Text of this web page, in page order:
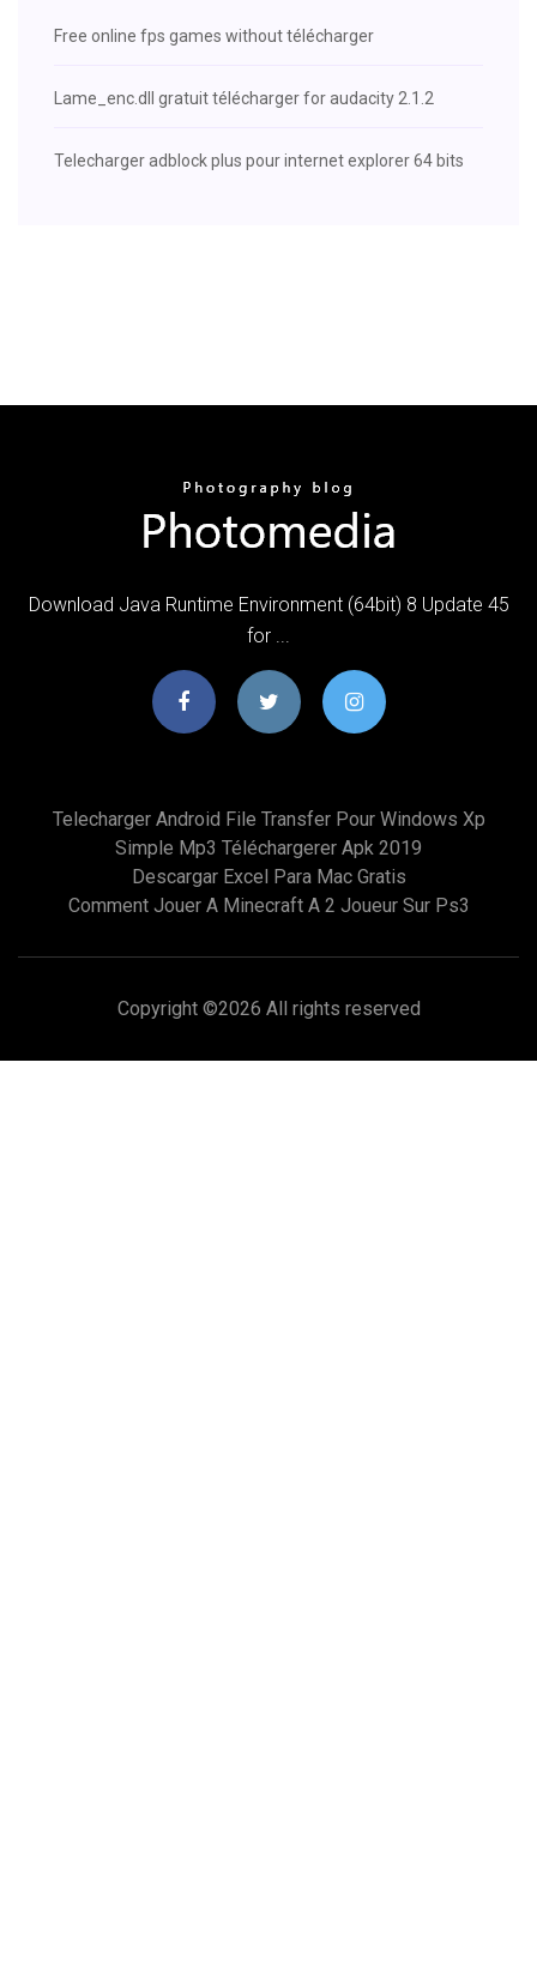
Free online fps games without télécharger
Lame_enc.dll gratuit télécharger for audacity 2.1.2
Telecharger adblock plus pour internet explorer 64 bits
Download Java Runtime Environment (64bit) 8 Update 45
for ...
Telecharger Android File Transfer Pour Windows Xp
Simple Mp3 Téléchargerer Apk 2019
Descargar Excel Para Mac Gratis
Comment Jouer A Minecraft A 2 Joueur Sur Ps3
Copyright ©2026 All rights reserved